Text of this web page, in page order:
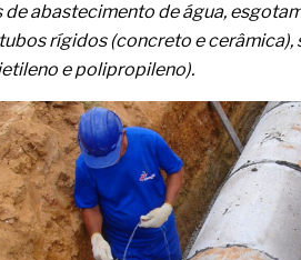
de abastecimento de água,
rígidos (concreto e
e polipropileno).